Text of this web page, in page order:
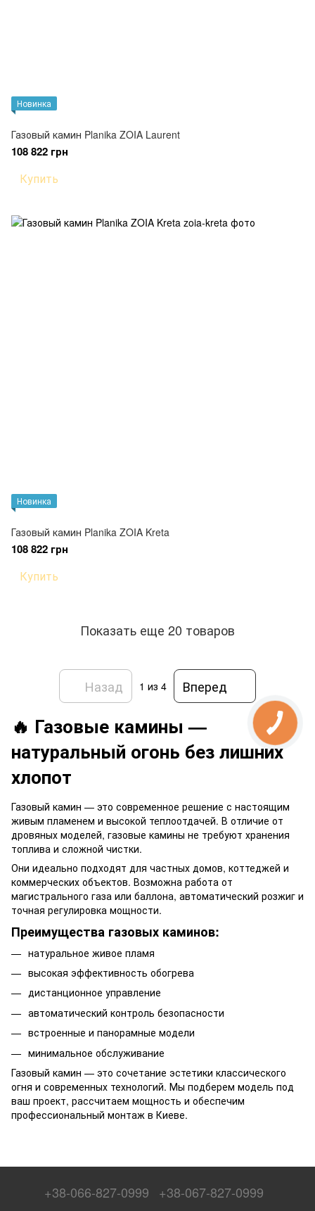
Новинка
Газовый камин Planika ZOIA Laurent
108 822 грн
Купить
Новинка
Газовый камин Planika ZOIA Kreta
108 822 грн
Купить
Показать еще 20 товаров
Назад 1 из 4 Вперед
🔥 Газовые камины —
натуральный огонь без лишних
хлопот
Газовый камин — это современное решение с настоящим
живым пламенем и высокой теплоотдачей. В отличие от
дровяных моделей, газовые камины не требуют хранения
топлива и сложной чистки.
Они идеально подходят для частных домов, коттеджей и
коммерческих объектов. Возможна работа от
магистрального газа или баллона, автоматический розжиг и
точная регулировка мощности.
Преимущества газовых каминов:
натуральное живое пламя
высокая эффективность обогрева
дистанционное управление
автоматический контроль безопасности
встроенные и панорамные модели
минимальное обслуживание
Газовый камин — это сочетание эстетики классического
огня и современных технологий. Мы подберем модель под
ваш проект, рассчитаем мощность и обеспечим
профессиональный монтаж в Киеве.
+38-066-827-0999 +38-067-827-0999
КНОПКА
ЗВ'ЯЗКУ